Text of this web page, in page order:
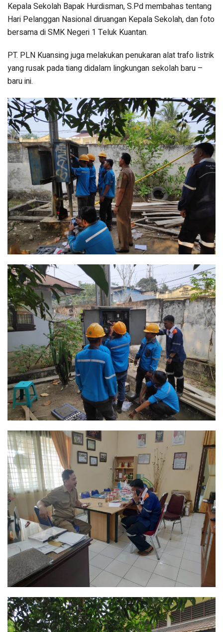
Kepala Sekolah Bapak Hurdisman, S.Pd membahas tentang
Hari Pelanggan Nasional diruangan Kepala Sekolah, dan foto
bersama di SMK Negeri 1 Teluk Kuantan.
PT. PLN Kuansing juga melakukan penukaran alat trafo listrik
yang rusak pada tiang didalam lingkungan sekolah baru –
baru ini.